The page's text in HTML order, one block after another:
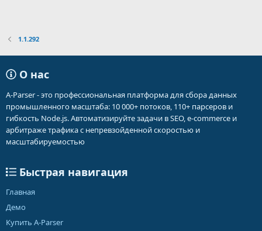
1.1.292
О нас
A-Parser - это профессиональная платформа для сбора данных
промышленного масштаба: 10 000+ потоков, 110+ парсеров и
гибкость Node.js. Автоматизируйте задачи в SEO, e-commerce и
арбитраже трафика с непревзойденной скоростью и
масштабируемостью
Быстрая навигация
Главная
Демо
Купить A-Parser